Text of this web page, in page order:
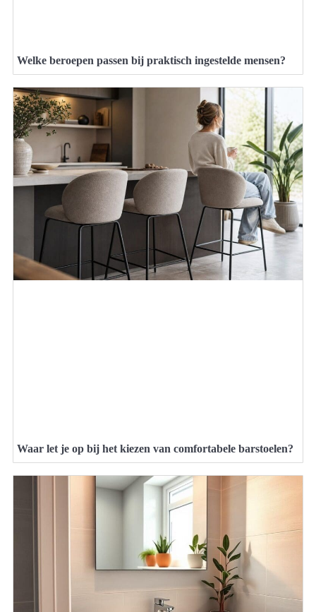
Welke beroepen passen bij praktisch ingestelde mensen?
Waar let je op bij het kiezen van comfortabele barstoelen?